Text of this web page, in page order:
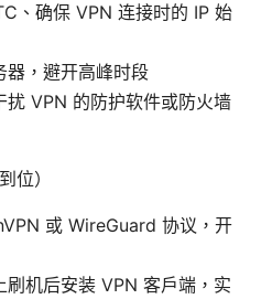
、确保 VPN 连接时的 IP 始
器，避开高峰时段
扰 VPN 的防护软件或防火墙
位）
或 WireGuard 协议，开
刷机后安装 VPN 客户端，实